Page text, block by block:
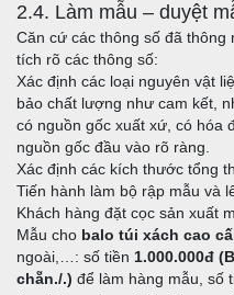
2.4. Làm mẫu – duyệt
Căn cứ các thông số đã thông
tích rõ các thông số:
Xác định các loại nguyên vật
bảo chất lượng như cam kết,
có nguồn gốc xuất xứ, có hóa
nguồn gốc đầu vào rõ ràng.
Xác định các kích thước tổng
Tiến hành làm bộ rập mẫu và
Khách hàng đặt cọc sản xuất
Mẫu cho balo túi xách cao
ngoài,…: số tiền 1.000.000đ
chẵn./.) để làm hàng mẫu, số